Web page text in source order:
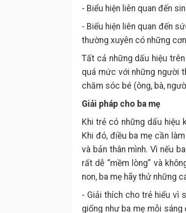
- Biểu hiện liên quan đến
- Biểu hiện liên quan đến
thường xuyên có những
Tất cả những dấu hiệu
quá mức với những người
chăm sóc bé (ông, bà,
Giải pháp cho ba mẹ
Khi trẻ có những dấu hiệu
Khi đó, điều ba mẹ cần
và bản thân mình. Vì nếu
rất dễ “mềm lòng” và
non, ba mẹ hãy thử những
- Giải thích cho trẻ hiểu vì
giống như ba mẹ mỗi